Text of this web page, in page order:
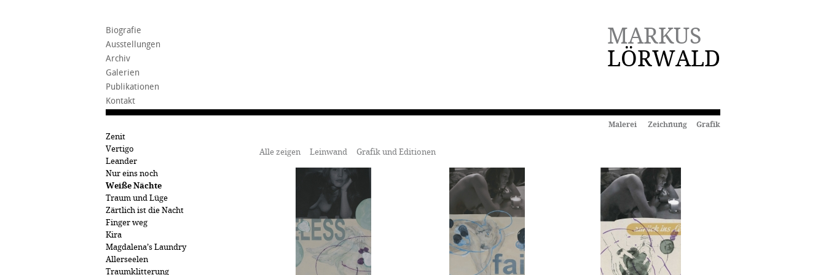
MARKUS
LÖRWALD
Biografie
Ausstellungen
Archiv
Galerien
Publikationen
Kontakt
Malerei Zeichnung Grafik
Zenit
Vertigo
Leander
Nur eins noch
Weiße Nächte
Traum und Lüge
Zärtlich ist die Nacht
Finger weg
Kira
Magdalena’s Laundry
Allerseelen
Traumklitterung
Alle zeigen Leinwand Grafik und Editionen